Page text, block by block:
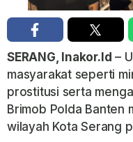
SERANG, Inakor.Id –
masyarakat seperti
prostitusi serta
Brimob Polda Banten
wilayah Kota Serang